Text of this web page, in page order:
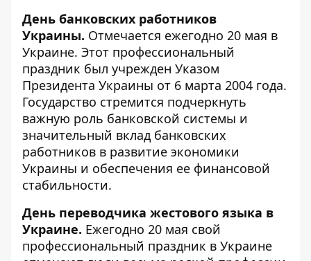
День банковских работников
Украины. Отмечается ежегодно 20 мая в
Украине. Этот профессиональный
праздник был учрежден Указом
Президента Украины от 6 марта 2004 года.
Государство стремится подчеркнуть
важную роль банковской системы и
значительный вклад банковских
работников в развитие экономики
Украины и обеспечения ее финансовой
стабильности.
День переводчика жестового языка в
Украине. Ежегодно 20 мая свой
профессиональный праздник в Украине